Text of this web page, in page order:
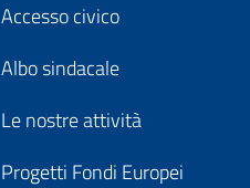
Accesso civico
Albo sindacale
Le nostre attività
Progetti Fondi Europei